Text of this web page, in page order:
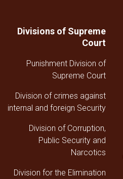
Divisions of Supreme
Court
Punishment Division of
Supreme Court
Division of crimes against
internal and foreign Security
Division of Corruption,
Public Security and
Narcotics
Division for the Elimination